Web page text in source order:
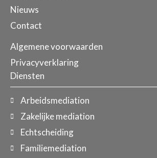
Nieuws
Contact
Algemene voorwaarden
Privacyverklaring
Diensten
Arbeidsmediation
Zakelijke mediation
Echtscheiding
Familiemediation